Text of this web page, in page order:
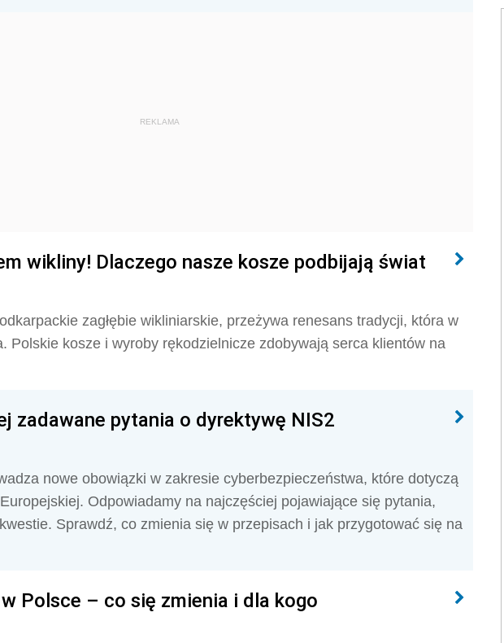
REKLAMA
wikliny! Dlaczego nasze kosze podbijają świat
zagłębie wikliniarskie, przeżywa renesans tradycji, która w
Polskie kosze i wyroby rękodzielnicze zdobywają serca klientów na
zadawane pytania o dyrektywę NIS2
nowe obowiązki w zakresie cyberbezpieczeństwa, które dotyczą
Odpowiadamy na najczęściej pojawiające się pytania,
Sprawdź, co zmienia się w przepisach i jak przygotować się na
Polsce – co się zmienia i dla kogo